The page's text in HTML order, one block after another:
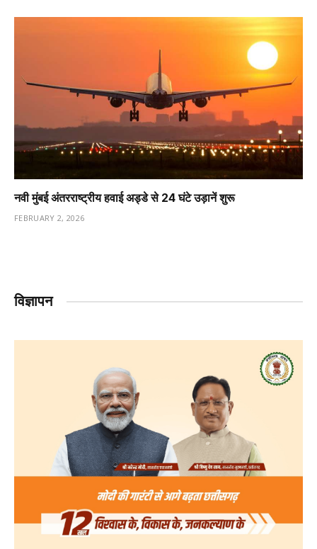
नवी मुंबई अंतरराष्ट्रीय हवाई अड्डे से 24 घंटे उड़ानें शुरू
FEBRUARY 2, 2026
विज्ञापन